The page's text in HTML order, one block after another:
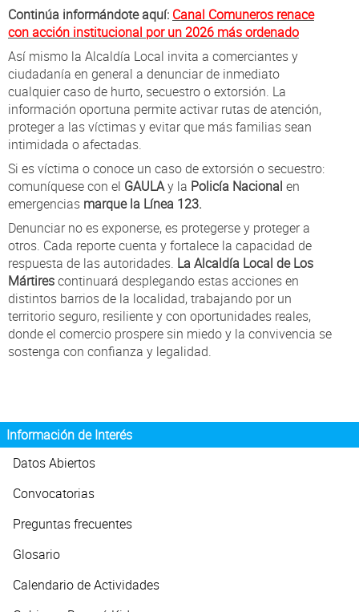
Continúa informándote aquí: Canal Comuneros renace
con acción institucional por un 2026 más ordenado
Así mismo la Alcaldía Local invita a comerciantes y
ciudadanía en general a denunciar de inmediato
cualquier caso de hurto, secuestro o extorsión. La
información oportuna permite activar rutas de atención,
proteger a las víctimas y evitar que más familias sean
intimidada o afectadas.
Si es víctima o conoce un caso de extorsión o secuestro:
comuníquese con el GAULAy la Policía Nacional en
emergencias marque la Línea 123.
Denunciar no es exponerse, es protegerse y proteger a
otros. Cada reporte cuenta y fortalece la capacidad de
respuesta de las autoridades. La Alcaldía Local de Los
Mártirescontinuará desplegando estas acciones en
distintos barrios de la localidad, trabajando por un
territorio seguro, resiliente y con oportunidades reales,
donde el comercio prospere sin miedo y la convivencia se
sostenga con confianza y legalidad.
Información de Interés
Datos Abiertos
Convocatorias
Preguntas frecuentes
Glosario
Calendario de Actividades